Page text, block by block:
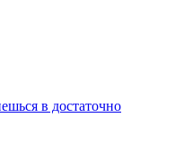
в достаточно